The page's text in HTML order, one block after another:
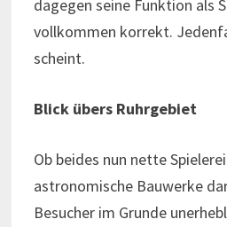
dagegen seine Funktion als
vollkommen korrekt.
scheint.
Blick übers Ruhrgebiet
Ob beides nun nette
astronomische Bauwerke
Besucher im Grunde